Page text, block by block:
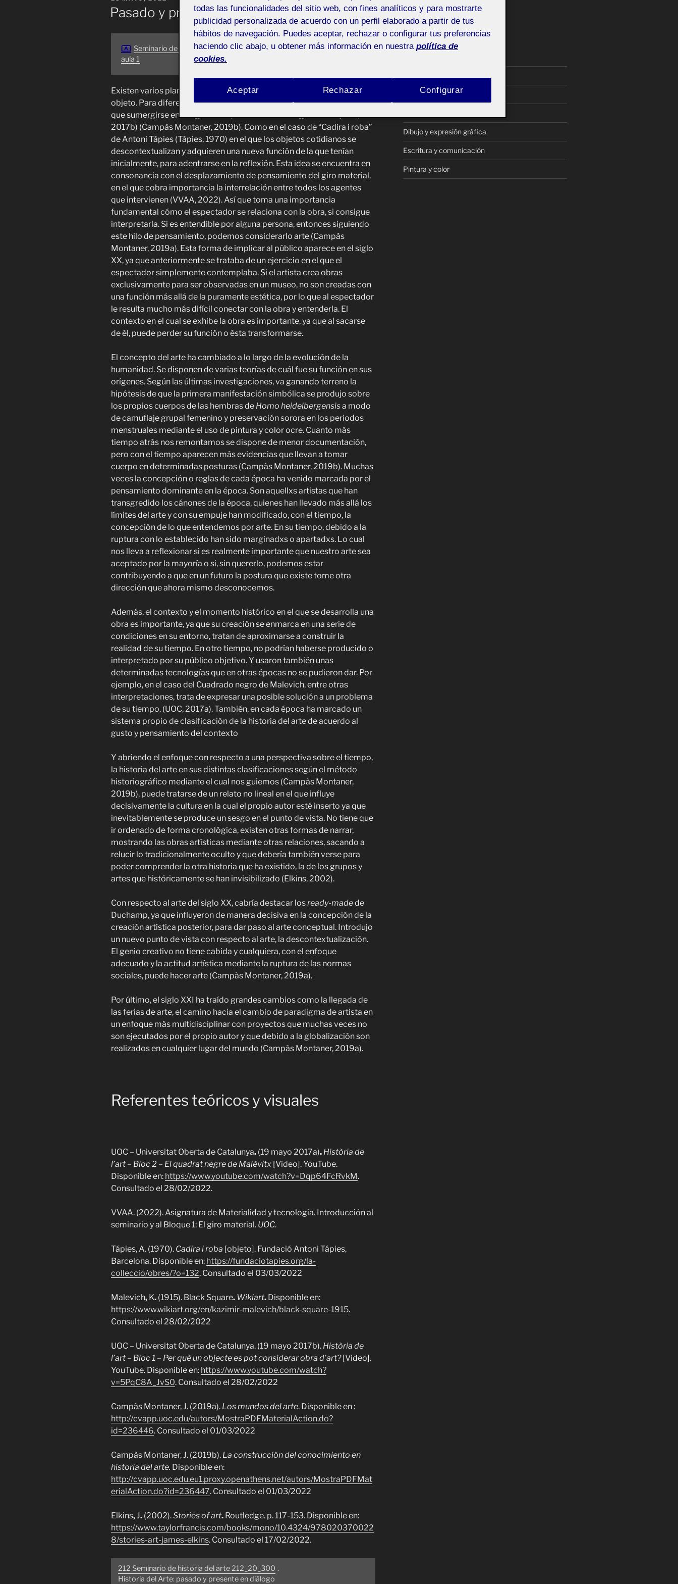
EL
Pasado y presente en diálogo
Seminario de historia del arte
aula 1
Pública
Existen varios planteamientos para considerar la artisticidad de un
objeto. Para diferenciar una obra de arte de un objeto cotidiano hay
que sumergirse en el significado, ver más allá del significante (UOC,
2017b) (Campàs Montaner, 2019b). Como en el caso de “Cadira i roba”
de Antoni Tàpies (Tàpies, 1970) en el que los objetos cotidianos se
descontextualizan y adquieren una nueva función de la que tenían
inicialmente, para adentrarse en la reflexión. Esta idea se encuentra en
consonancia con el desplazamiento de pensamiento del giro material,
en el que cobra importancia la interrelación entre todos los agentes
que intervienen (VVAA, 2022). Así que toma una importancia
fundamental cómo el espectador se relaciona con la obra, si consigue
interpretarla. Si es entendible por alguna persona, entonces siguiendo
este hilo de pensamiento, podemos considerarlo arte (Campàs
Montaner, 2019a). Esta forma de implicar al público aparece en el siglo
XX, ya que anteriormente se trataba de un ejercicio en el que el
espectador simplemente contemplaba. Si el artista crea obras
exclusivamente para ser observadas en un museo, no son creadas con
una función más allá de la puramente estética, por lo que al espectador
le resulta mucho más difícil conectar con la obra y entenderla. El
contexto en el cual se exhibe la obra es importante, ya que al sacarse
de él, puede perder su función o ésta transformarse.
El concepto del arte ha cambiado a lo largo de la evolución de la
humanidad. Se disponen de varias teorías de cuál fue su función en sus
orígenes. Según las últimas investigaciones, va ganando terreno la
hipótesis de que la primera manifestación simbólica se produjo sobre
los propios cuerpos de las hembras de Homo heidelbergensisa modo
de camuflaje grupal femenino y preservación sorora en los periodos
menstruales mediante el uso de pintura y color ocre. Cuanto más
tiempo atrás nos remontamos se dispone de menor documentación,
pero con el tiempo aparecen más evidencias que llevan a tomar
cuerpo en determinadas posturas (Campàs Montaner, 2019b). Muchas
veces la concepción o reglas de cada época ha venido marcada por el
pensamiento dominante en la época. Son aquellxs artistas que han
transgredido los cánones de la época, quienes han llevado más allá los
límites del arte y con su empuje han modificado, con el tiempo, la
concepción de lo que entendemos por arte. En su tiempo, debido a la
ruptura con lo establecido han sido marginadxs o apartadxs. Lo cual
nos lleva a reflexionar si es realmente importante que nuestro arte sea
aceptado por la mayoría o si, sin quererlo, podemos estar
contribuyendo a que en un futuro la postura que existe tome otra
dirección que ahora mismo desconocemos.
Además, el contexto y el momento histórico en el que se desarrolla una
obra es importante, ya que su creación se enmarca en una serie de
condiciones en su entorno, tratan de aproximarse a construir la
realidad de su tiempo. En otro tiempo, no podrían haberse producido o
interpretado por su público objetivo. Y usaron también unas
determinadas tecnologías que en otras épocas no se pudieron dar. Por
ejemplo, en el caso del Cuadrado negro de Malevich, entre otras
interpretaciones, trata de expresar una posible solución a un problema
de su tiempo. (UOC, 2017a). También, en cada época ha marcado un
sistema propio de clasificación de la historia del arte de acuerdo al
gusto y pensamiento del contexto
Y abriendo el enfoque con respecto a una perspectiva sobre el tiempo,
la historia del arte en sus distintas clasificaciones según el método
historiográfico mediante el cual nos guiemos (Campàs Montaner,
2019b), puede tratarse de un relato no lineal en el que influye
decisivamente la cultura en la cual el propio autor esté inserto ya que
inevitablemente se produce un sesgo en el punto de vista. No tiene que
ir ordenado de forma cronológica, existen otras formas de narrar,
mostrando las obras artísticas mediante otras relaciones, sacando a
relucir lo tradicionalmente oculto y que debería también verse para
poder comprender la otra historia que ha existido, la de los grupos y
artes que históricamente se han invisibilizado (Elkins, 2002).
Con respecto al arte del siglo XX, cabría destacar losready-madede
Duchamp, ya que influyeron de manera decisiva en la concepción de la
creación artística posterior, para dar paso al arte conceptual. Introdujo
un nuevo punto de vista con respecto al arte, la descontextualización.
El genio creativo no tiene cabida y cualquiera, con el enfoque
adecuado y la actitud artística mediante la ruptura de las normas
sociales, puede hacer arte (Campàs Montaner, 2019a).
Por último, el siglo XXI ha traído grandes cambios como la llegada de
las ferias de arte, el camino hacia el cambio de paradigma de artista en
un enfoque más multidisciplinar con proyectos que muchas veces no
son ejecutados por el propio autor y que debido a la globalización son
realizados en cualquier lugar del mundo (Campàs Montaner, 2019a).
Referentes teóricos y visuales
UOC – Universitat Oberta de Catalunya. (19 mayo 2017a). Història de
l’art – Bloc 2 – El quadrat negre de Malèvitx [Video]. YouTube.
Disponible en: https://www.youtube.com/watch?v=Dqp64FcRvkM.
Consultado el 28/02/2022.
VVAA. (2022). Asignatura de Materialidad y tecnología. Introducción al
seminario y al Bloque 1: El giro material. UOC.
Tápies, A. (1970). Cadira i roba [objeto]. Fundació Antoni Tápies,
Barcelona. Disponible en: https://fundaciotapies.org/la-
colleccio/obres/?o=132. Consultado el 03/03/2022
Malevich, K. (1915). Black Square. Wikiart. Disponible en:
https://www.wikiart.org/en/kazimir-malevich/black-square-1915.
Consultado el 28/02/2022
UOC – Universitat Oberta de Catalunya. (19 mayo 2017b). Història de
l’art – Bloc 1 – Per què un objecte es pot considerar obra d’art?[Video].
YouTube. Disponible en: https://www.youtube.com/watch?
v=5PqC8A_JvS0. Consultado el 28/02/2022
Campàs Montaner, J. (2019a). Los mundos del arte. Disponible en :
http://cvapp.uoc.edu/autors/MostraPDFMaterialAction.do?
id=236446. Consultado el 01/03/2022
Campàs Montaner, J. (2019b). La construcción del conocimiento en
historia del arte. Disponible en:
http://cvapp.uoc.edu.eu1.proxy.openathens.net/autors/MostraPDFMat
erialAction.do?id=236447. Consultado el 01/03/2022
Elkins,J. (2002).Stories of art. Routledge. p. 117-153. Disponible en:
https://www.taylorfrancis.com/books/mono/10.4324/978020370022
8/stories-art-james-elkins. Consultado el 17/02/2022.
212 Seminario de historia del arte 212_20_300 .
Historia del Arte: pasado y presente en diálogo
Materialidad y tecnología
Dibujo y expresión gráfica
Escritura y comunicación
Pintura y color
todas las funcionalidades del sitio web, con fines analíticos y para mostrarte
publicidad personalizada de acuerdo con un perfil elaborado a partir de tus
hábitos de navegación. Puedes aceptar, rechazar o configurar tus preferencias
haciendo clic abajo, u obtener más información en nuestra política de
cookies.
Rechazar
Aceptar Configurar